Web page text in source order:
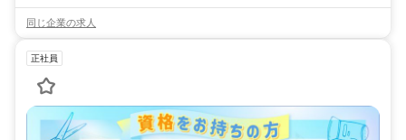
同じ企業の求人
正社員